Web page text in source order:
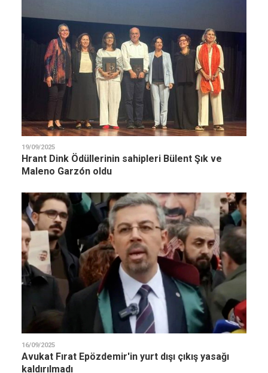
19/09/2025
Hrant Dink Ödüllerinin sahipleri Bülent Şık ve
Maleno Garzón oldu
16/09/2025
Avukat Fırat Epözdemir'in yurt dışı çıkış yasağı
kaldırılmadı